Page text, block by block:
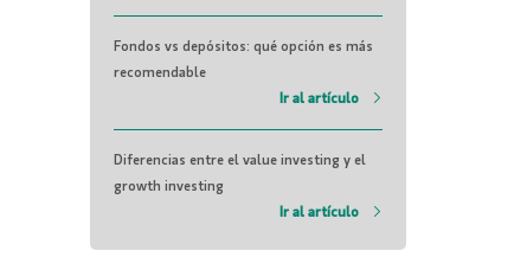
Fondos vs depósitos: qué opción es más
recomendable
Ir al artículo
Diferencias entre el value investing y el
growth investing
Ir al artículo